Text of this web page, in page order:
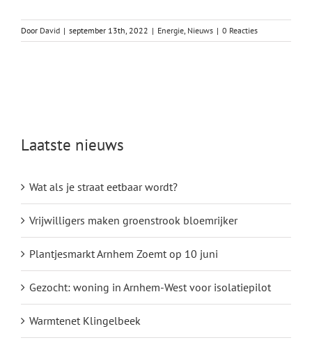
Door David | september 13th, 2022 | Energie Nieuws | 0 Reacties
Laatste nieuws
Wat als je straat eetbaar wordt?
Vrijwilligers maken groenstrook bloemrijker
Plantjesmarkt Arnhem Zoemt op 10 juni
Gezocht: woning in Arnhem-West voor isolatiepilot
Warmtenet Klingelbeek